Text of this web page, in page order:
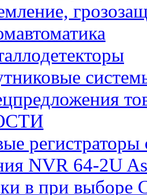
регистраторы
NVR 64-2U
в при выборе